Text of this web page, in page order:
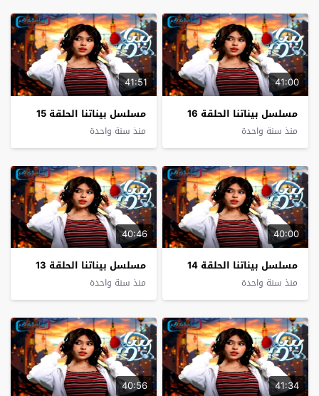
41:00
مسلسل بيناتنا الحلقة 16
منذ سنة واحدة
41:51
مسلسل بيناتنا الحلقة 15
منذ سنة واحدة
40:00
مسلسل بيناتنا الحلقة 14
منذ سنة واحدة
40:46
مسلسل بيناتنا الحلقة 13
منذ سنة واحدة
41:34
40:56